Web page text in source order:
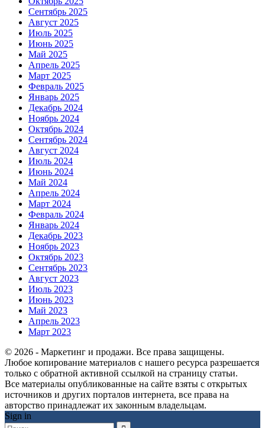
Сентябрь 2025
Август 2025
Июль 2025
Июнь 2025
Май 2025
Апрель 2025
Март 2025
Февраль 2025
Январь 2025
Декабрь 2024
Ноябрь 2024
Октябрь 2024
Сентябрь 2024
Август 2024
Июль 2024
Июнь 2024
Май 2024
Апрель 2024
Март 2024
Февраль 2024
Январь 2024
Декабрь 2023
Ноябрь 2023
Октябрь 2023
Сентябрь 2023
Август 2023
Июль 2023
Июнь 2023
Май 2023
Апрель 2023
Март 2023
© 2026 - Маркетинг и продажи. Все права защищены.
Любое копирование материалов с нашего ресурса разрешается
только с обратной активной ссылкой на страницу статьи.
Все материалы опубликованные на сайте взяты с открытых
источников и других порталов интернета, все права на
авторство принадлежат их законным владельцам.
Sign in